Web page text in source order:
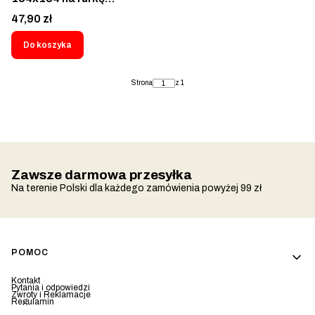
Panoramiczne Szkło
Grzane 24V 12V
Ogrzewane Lusterko Daf
Iveco Man Mercedes
Wózek 562850140H
Cena
47,90 zł
Do koszyka
Strona z 1
Zawsze darmowa przesyłka
Na terenie Polski dla każdego zamówienia powyżej 99 zł
Linki w stopce
POMOC
Kontakt
Pytania i odpowiedzi
Zwroty i Reklamacje
Regulamin